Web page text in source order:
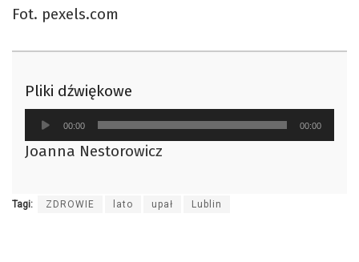
Fot. pexels.com
Pliki dźwiękowe
Odtwarzacz
plików
dźwiękowych
00:00 00:00
Joanna Nestorowicz
Tagi: ZDROWIE lato upał Lublin